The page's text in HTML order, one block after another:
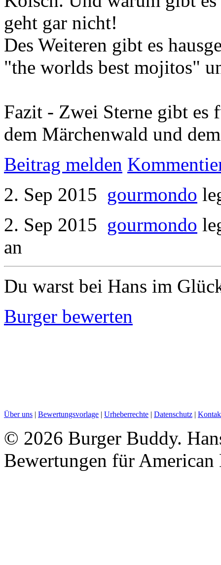
geht gar nicht!
Des Weiteren gibt es
"the worlds best mojitos"
Fazit - Zwei Sterne gibt
dem Märchenwald und
Beitrag melden
2. Sep 2015 gourmondo
2. Sep 2015 gourmondo
an
Du warst bei Hans im
Burger bewerten
Über uns | Bewertungsvorlage | Urheberrechte | Datenschutz |
© 2026 Burger Buddy.
Bewertungen für